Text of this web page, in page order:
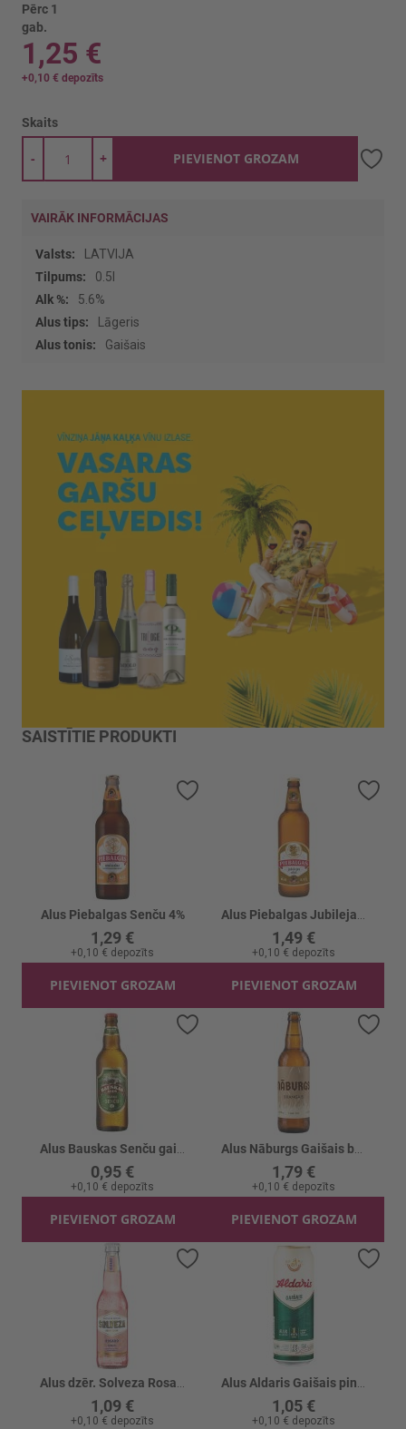
Pērc 1
gab.
1,25 €
+0,10 € depozīts
Skaits
+
- PIEVIENOT GROZAM
VAIRĀK INFORMĀCIJAS
Vairāk
informācijas
LATVIJA
0.5l
5.6%
Lāgeris
Gaišais
SAISTĪTIE PRODUKTI
Alus Piebalgas Senču 4%
1,29 €
+0,10 € depozīts
PIEVIENOT GROZAM
Pievienot vēlmju sarakstam
1,49 €
+0,10 € depozīts
PIEVIENOT GROZAM
0,95 €
+0,10 € depozīts
PIEVIENOT GROZAM
Pievienot vēlmju sarakstam
1,79 €
+0,10 € depozīts
PIEVIENOT GROZAM
1,09 €
+0,10 € depozīts
Pievienot vēlmju sarakstam
1,05 €
+0,10 € depozīts